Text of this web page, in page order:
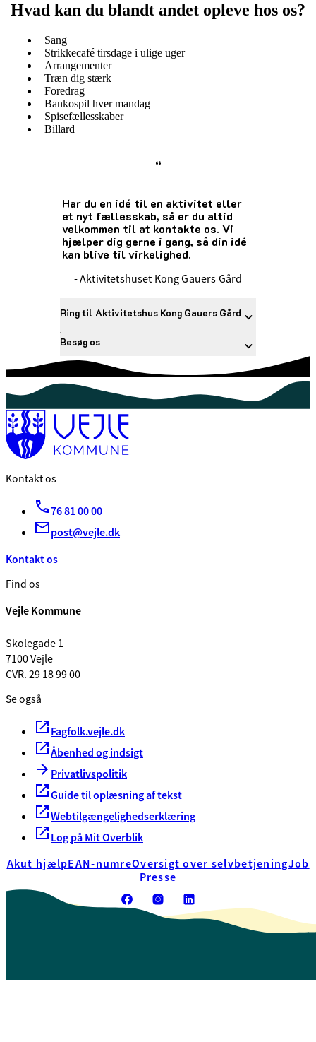
Hvad kan du blandt andet opleve hos os?
Sang
Strikkecafé tirsdage i ulige uger
Arrangementer
Træn dig stærk
Foredrag
Bankospil hver mandag
Spisefællesskaber
Billard
“
Har du en idé til en aktivitet eller
et nyt fællesskab, så er du altid
velkommen til at kontakte os. Vi
hjælper dig gerne i gang, så din idé
kan blive til virkelighed.
- Aktivitetshuset Kong Gauers Gård
Ring til Aktivitetshus Kong Gauers Gård
Besøg os
Kontakt os
76 81 00 00
post@vejle.dk
Kontakt os
Find os
Vejle Kommune
Skolegade 1
7100 Vejle
CVR. 29 18 99 00
Se også
Fagfolk.vejle.dk
Åbenhed og indsigt
Privatlivspolitik
Guide til oplæsning af tekst
Webtilgængelighedserklæring
Log på Mit Overblik
Akut hjælpEAN-numreOversigt over selvbetjeningJob
Presse